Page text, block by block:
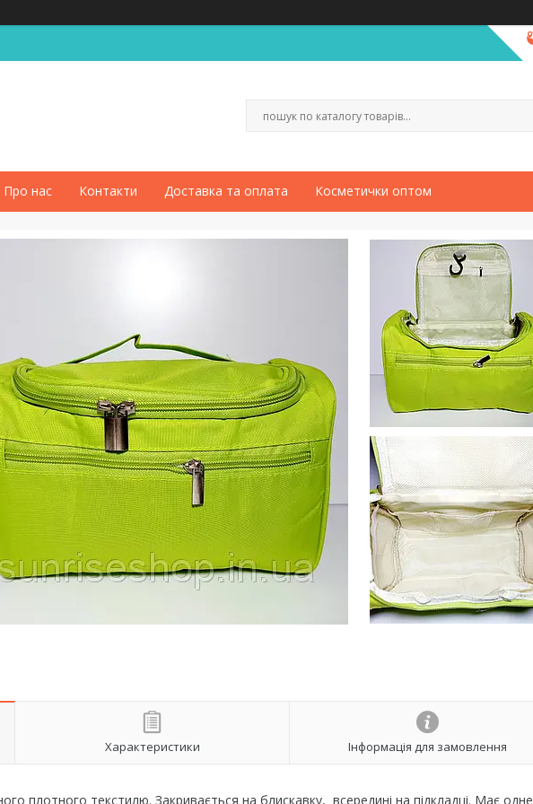
Про нас Контакти Доставка та оплата Косметички оптом
Характеристики Інформація для замовлення
плотного текстилю. Закривається на блискавку, всередині на підкладці. Має одне